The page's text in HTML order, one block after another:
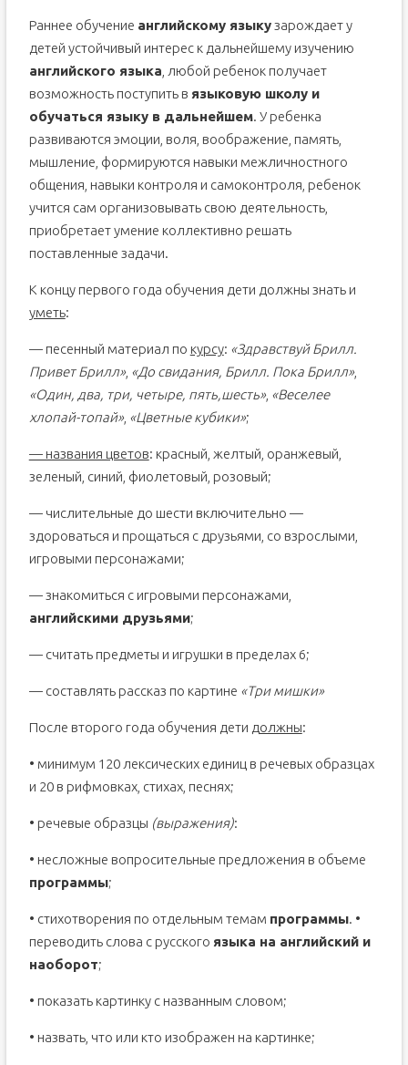
Раннее обучение английскому языкузарождает у
детей устойчивый интерес к дальнейшему изучению
английского языка , любой ребенок получает
возможность поступить в языковую школу и
обучаться языку в дальнейшем. У ребенка
развиваются эмоции, воля, воображение, память,
мышление, формируются навыки межличностного
общения, навыки контроля и самоконтроля, ребенок
учится сам организовывать свою деятельность,
приобретает умение коллективно решать
поставленные задачи.
К концу первого года обучения дети должны знать и
уметь:
— песенный материал по курсу: «Здравствуй Брилл.
Привет Брилл», «До свидания, Брилл. Пока Брилл»,
«Один, два, три, четыре, пять,шесть», «Веселее
хлопай-топай», «Цветные кубики»;
— названия цветов: красный, желтый, оранжевый,
зеленый, синий, фиолетовый, розовый;
— числительные до шести включительно —
здороваться и прощаться с друзьями, со взрослыми,
игровыми персонажами;
— знакомиться с игровыми персонажами,
английскими друзьями;
— считать предметы и игрушки в пределах 6;
— составлять рассказ по картине «Три мишки»
После второго года обучения дети должны:
• минимум 120 лексических единиц в речевых образцах
и 20 в рифмовках, стихах, песнях;
• речевые образцы (выражения):
• несложные вопросительные предложения в объеме
программы;
• стихотворения по отдельным темам программы. •
переводить слова с русского языка на английский и
наоборот;
• показать картинку с названным словом;
• назвать, что или кто изображен на картинке;